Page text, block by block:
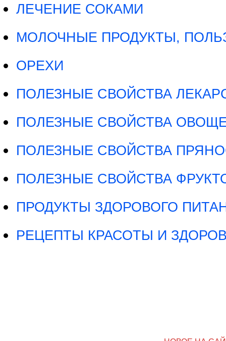
ЛЕЧЕНИЕ СОКАМИ
МОЛОЧНЫЕ ПРОДУКТЫ,
ОРЕХИ
ПОЛЕЗНЫЕ СВОЙСТВА
ПОЛЕЗНЫЕ СВОЙСТВА
ПОЛЕЗНЫЕ СВОЙСТВА
ПОЛЕЗНЫЕ СВОЙСТВА
ПРОДУКТЫ ЗДОРОВОГО
РЕЦЕПТЫ КРАСОТЫ И